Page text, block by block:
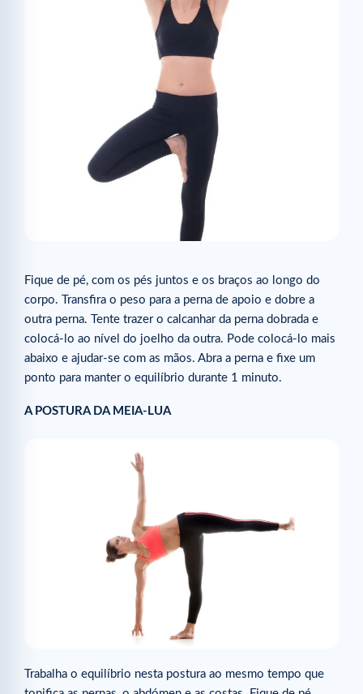
Fique de pé, com os pés juntos e os braços ao longo do
corpo. Transfira o peso para a perna de apoio e dobre a
outra perna. Tente trazer o calcanhar da perna dobrada e
colocá-lo ao nível do joelho da outra. Pode colocá-lo mais
abaixo e ajudar-se com as mãos. Abra a perna e fixe um
ponto para manter o equilíbrio durante 1 minuto.
A POSTURA DA MEIA-LUA
Trabalha o equilíbrio nesta postura ao mesmo tempo que